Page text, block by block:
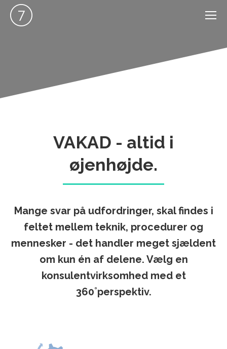
VAKAD - altid i
øjenhøjde.
Mange svar på udfordringer, skal findes i
feltet mellem teknik, procedurer og
mennesker - det handler meget sjældent
om kun én af delene. Vælg en
konsulentvirksomhed med et
360˚perspektiv.